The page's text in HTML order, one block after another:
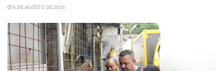
6 DE AGOSTO DE 2026